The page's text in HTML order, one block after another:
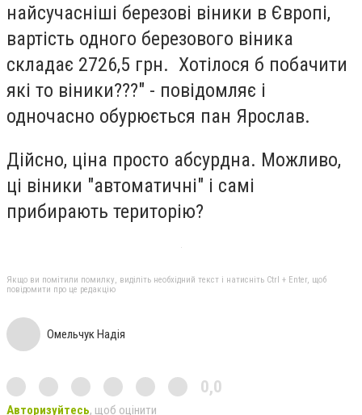
найсучасніші березові віники в Європі,
вартість одного березового віника
складає 2726,5 грн. Хотілося б побачити
які то віники???" - повідомляє і
одночасно обурюється пан Ярослав.
Дійсно, ціна просто абсурдна. Можливо,
ці віники "автоматичні" і самі
прибирають територію?
Якщо ви помітили помилку, виділіть необхідний текст і натисніть Ctrl + Enter, щоб
повідомити про це редакцію
Омельчук Надія
0,0
Авторизуйтесь, щоб оцінити